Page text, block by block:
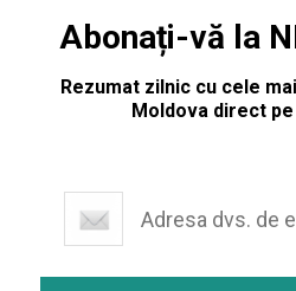
Abonați-vă la
Rezumat zilnic cu cele
Moldova direct